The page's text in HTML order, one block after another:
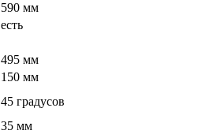
590 мм
есть
495 мм
150 мм
45 градусов
35 мм